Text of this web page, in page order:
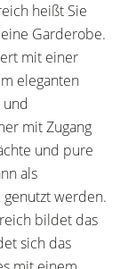
heißt Sie
Garderobe.
mit einer
eleganten
mit Zugang
und pure
als
werden.
bildet das
sich das